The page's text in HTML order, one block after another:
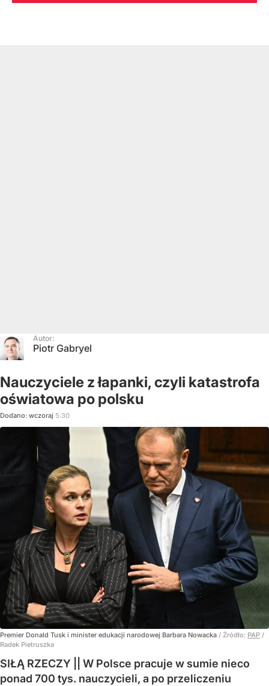
Autor:
Piotr Gabryel
Nauczyciele z łapanki, czyli katastrofa
oświatowa po polsku
Dodano: wczoraj 5:30
Premier Donald Tusk i minister edukacji narodowej Barbara Nowacka / Źródło: PAP /
Radek Pietruszka
SIŁĄ RZECZY || W Polsce pracuje w sumie nieco
ponad 700 tys. nauczycieli, a po przeliczeniu